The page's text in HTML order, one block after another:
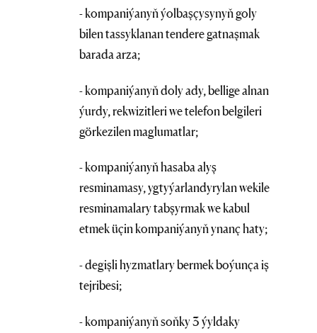
- kompaniýanyň ýolbaşçysynyň goly
bilen tassyklanan tendere gatnaşmak
barada arza;
- kompaniýanyň doly ady, bellige alnan
ýurdy, rekwizitleri we telefon belgileri
görkezilen maglumatlar;
- kompaniýanyň hasaba alyş
resminamasy, ygtyýarlandyrylan wekile
resminamalary tabşyrmak we kabul
etmek üçin kompaniýanyň ynanç haty;
- degişli hyzmatlary bermek boýunça iş
tejribesi;
- kompaniýanyň soňky 3 ýyldaky